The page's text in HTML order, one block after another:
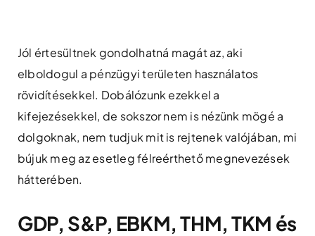
content
Jól értesültnek gondolhatná magát az, aki
elboldogul a pénzügyi területen használatos
rövidítésekkel. Dobálózunk ezekkel a
kifejezésekkel, de sokszor nem is nézünk mögé a
dolgoknak, nem tudjuk mit is rejtenek valójában, mi
bújuk meg az esetleg félreérthető megnevezések
hátterében.
GDP, S&P, EBKM, THM, TKM és